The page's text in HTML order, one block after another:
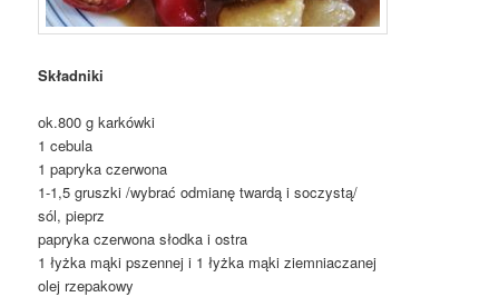
Składniki
ok.800 g karkówki
1 cebula
1 papryka czerwona
1-1,5 gruszki /wybrać odmianę twardą i soczystą/
sól, pieprz
papryka czerwona słodka i ostra
1 łyżka mąki pszennej i 1 łyżka mąki ziemniaczanej
olej rzepakowy